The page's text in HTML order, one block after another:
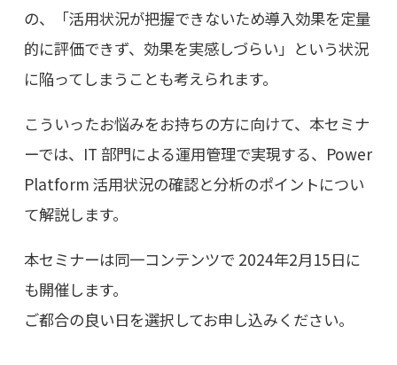
の、「活用状況が把握できないため導入効果を定量
的に評価できず、効果を実感しづらい」という状況
に陥ってしまうことも考えられます。
こういったお悩みをお持ちの方に向けて、本セミナ
ーでは、IT 部門による運用管理で実現する、Power
Platform 活用状況の確認と分析のポイントについ
て解説します。
本セミナーは同一コンテンツで 2024年2月15日に
も開催します。
ご都合の良い日を選択してお申し込みください。